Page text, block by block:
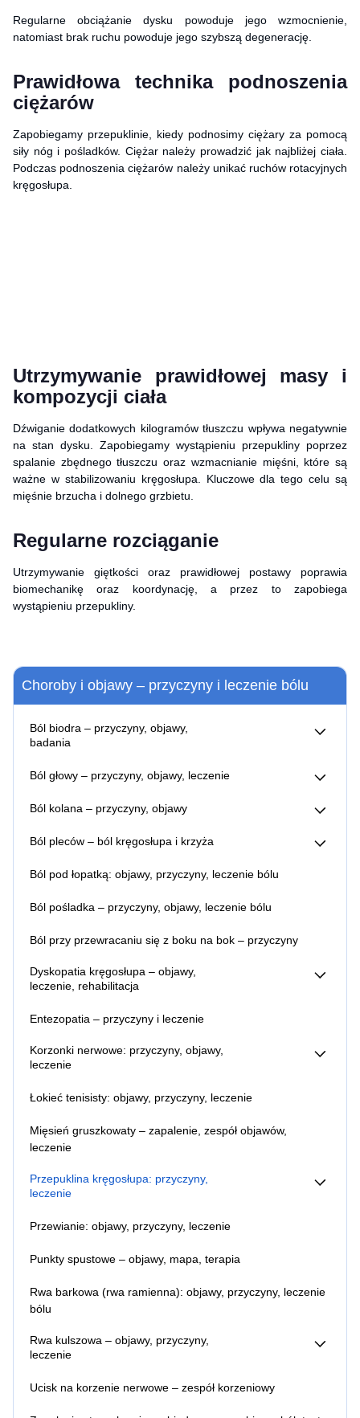
Choroby i objawy – przyczyny i leczenie bólu
Ból biodra – przyczyny, objawy,
badania
leczenie
Ból głowy – przyczyny, objawy, leczenie
Ból z tyłu głowy – przyczyny, objawy, leczenie bólu
Jak zapobiegać bólom głowy?
Ból kolana – przyczyny, objawy
leczenie
Ból pleców – ból kręgosłupa i krzyża
przy schylaniu
objawy, leczenie
Ból pleców na dole – przyczyny
Ból więzadła biodrowo lędźwiowego – objawy, przyczyny,
leczenie
Ból pod łopatką: objawy, przyczyny, leczenie bólu
Ból pośladka – przyczyny, objawy, leczenie bólu
Ból przy przewracaniu się z boku na bok – przyczyny
Dyskopatia kręgosłupa – objawy,
leczenie, rehabilitacja
leczenie, rehabilitacja
Entezopatia – przyczyny i leczenie
Korzonki nerwowe: przyczyny, objawy,
leczenie
leczenie bólu
Łokieć tenisisty: objawy, przyczyny, leczenie
Mięsień gruszkowaty – zapalenie, zespół objawów,
leczenie
Przepuklina kręgosłupa: przyczyny,
leczenie
Sekwestracja krążka międzykręgowego (dysku)
Przewianie: objawy, przyczyny, leczenie
Punkty spustowe – objawy, mapa, terapia
Rwa barkowa (rwa ramienna): objawy, przyczyny, leczenie
bólu
Rwa kulszowa – objawy, przyczyny,
leczenie
Rwa kulszowa – jak sobie radzić w domu?
Ucisk na korzenie nerwowe – zespół korzeniowy
Regularne obciążanie dysku powoduje jego wzmocnienie,
natomiast brak ruchu powoduje jego szybszą degenerację.
Prawidłowa technika podnoszenia
ciężarów
Zapobiegamy przepuklinie, kiedy podnosimy ciężary za pomocą
siły nóg i pośladków. Ciężar należy prowadzić jak najbliżej ciała.
Podczas podnoszenia ciężarów należy unikać ruchów rotacyjnych
kręgosłupa.
Utrzymywanie prawidłowej masy i
kompozycji ciała
Dźwiganie dodatkowych kilogramów tłuszczu wpływa negatywnie
na stan dysku. Zapobiegamy wystąpieniu przepukliny poprzez
spalanie zbędnego tłuszczu oraz wzmacnianie mięśni, które są
ważne w stabilizowaniu kręgosłupa. Kluczowe dla tego celu są
mięśnie brzucha i dolnego grzbietu.
Regularne rozciąganie
Utrzymywanie giętkości oraz prawidłowej postawy poprawia
biomechanikę oraz koordynację, a przez to zapobiega
wystąpieniu przepukliny.